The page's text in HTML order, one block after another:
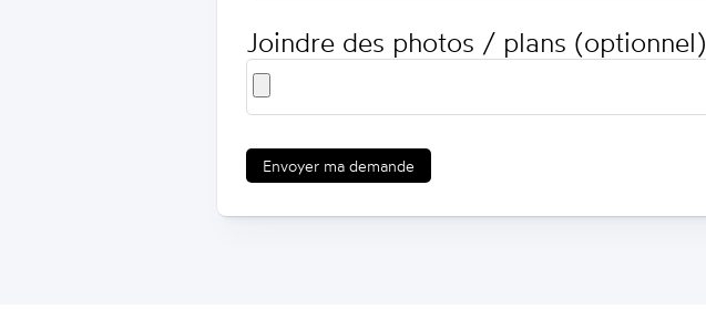
Joindre des photos / plans (optionnel)
Envoyer ma demande